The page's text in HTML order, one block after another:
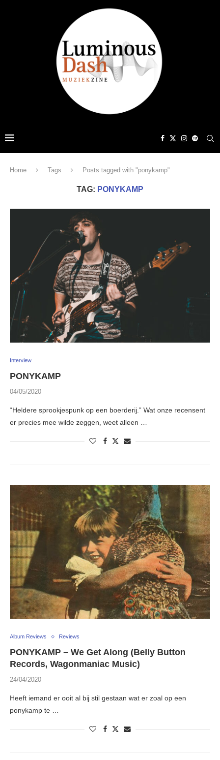
Home Tags Posts tagged with "ponykamp"
TAG: PONYKAMP
Interview
PONYKAMP
04/05/2020
“Heldere sprookjespunk op een boerderij.” Wat onze recensent
er precies mee wilde zeggen, weet alleen …
Album Reviews Reviews
PONYKAMP – We Get Along (Belly Button
Records, Wagonmaniac Music)
24/04/2020
Heeft iemand er ooit al bij stil gestaan wat er zoal op een
ponykamp te …